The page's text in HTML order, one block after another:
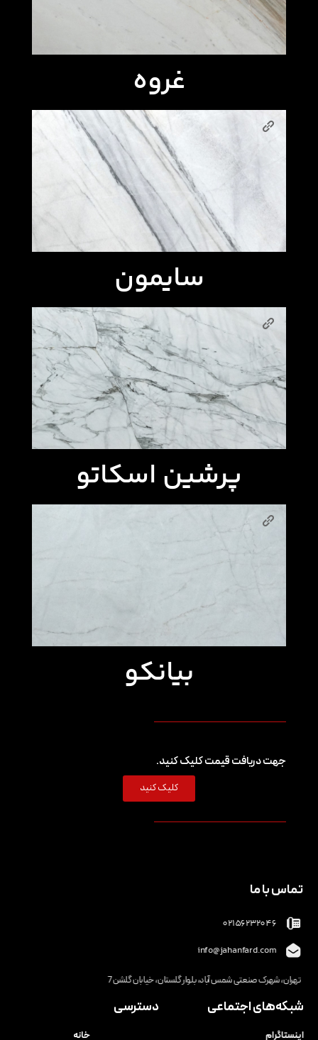
غروه
سایمون
پرشین اسکاتو
بیانکو
جهت دریافت قیمت کلیک کنید.
کلیک کنید
دسترسی
خانه
شبکه‌های اجتماعی
اینستاگرام
تماس با ما
02156232046
info@jahanfard.com
تهران، شهرک صنعتی شمس آباد، بلوار گلستان، خیابان گلشن 7